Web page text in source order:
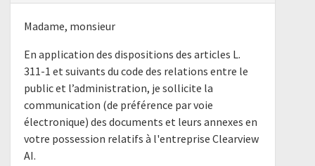
Madame, monsieur
En application des dispositions des articles L.
311-1 et suivants du code des relations entre le
public et l’administration, je sollicite la
communication (de préférence par voie
électronique) des documents et leurs annexes en
votre possession relatifs à l'entreprise Clearview
AI.